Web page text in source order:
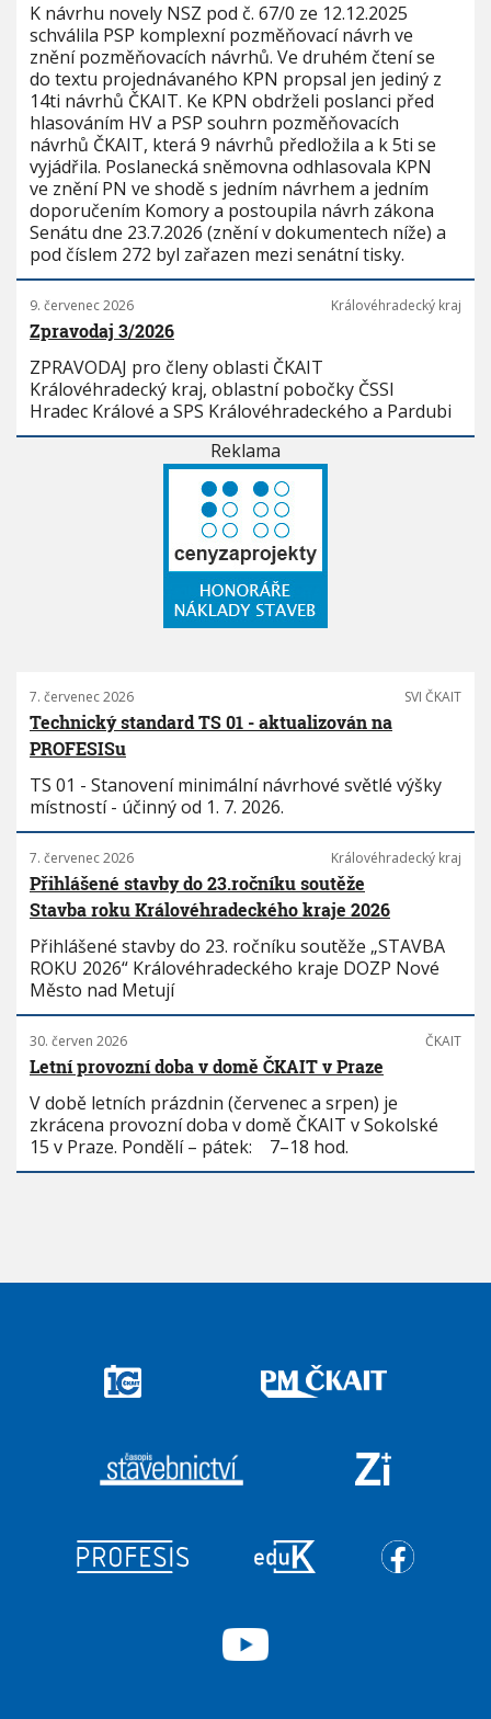
K návrhu novely NSZ pod č. 67/0 ze 12.12.2025
schválila PSP komplexní pozměňovací návrh ve
znění pozměňovacích návrhů. Ve druhém čtení se
do textu projednávaného KPN propsal jen jediný z
14ti návrhů ČKAIT. Ke KPN obdrželi poslanci před
hlasováním HV a PSP souhrn pozměňovacích
návrhů ČKAIT, která 9 návrhů předložila a k 5ti se
vyjádřila. Poslanecká sněmovna odhlasovala KPN
ve znění PN ve shodě s jedním návrhem a jedním
doporučením Komory a postoupila návrh zákona
Senátu dne 23.7.2026 (znění v dokumentech níže) a
pod číslem 272 byl zařazen mezi senátní tisky.
9. červenec 2026 Královéhradecký kraj
Zpravodaj 3/2026
ZPRAVODAJ pro členy oblasti ČKAIT
Královéhradecký kraj, oblastní pobočky ČSSI
Hradec Králové a SPS Královéhradeckého a Pardubi
Reklama
7. červenec 2026 SVI ČKAIT
Technický standard TS 01 - aktualizován na
PROFESISu
TS 01 - Stanovení minimální návrhové světlé výšky
místností - účinný od 1. 7. 2026.
7. červenec 2026 Královéhradecký kraj
Přihlášené stavby do 23.ročníku soutěže
Stavba roku Královéhradeckého kraje 2026
Přihlášené stavby do 23. ročníku soutěže „STAVBA
ROKU 2026“ Královéhradeckého kraje DOZP Nové
Město nad Metují
30. červen 2026 ČKAIT
Letní provozní doba v domě ČKAIT v Praze
V době letních prázdnin (červenec a srpen) je
zkrácena provozní doba v domě ČKAIT v Sokolské
15 v Praze. Pondělí – pátek: 7–18 hod.